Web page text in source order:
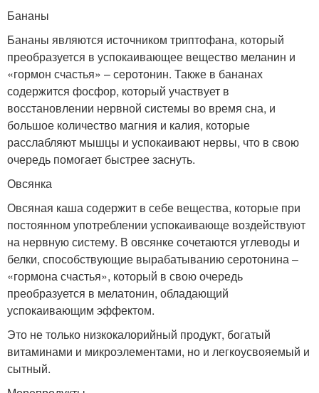
Бананы
Бананы являются источником триптофана, который
преобразуется в успокаивающее вещество меланин и
«гормон счастья» – серотонин. Также в бананах
содержится фосфор, который участвует в
восстановлении нервной системы во время сна, и
большое количество магния и калия, которые
расслабляют мышцы и успокаивают нервы, что в свою
очередь помогает быстрее заснуть.
Овсянка
Овсяная каша содержит в себе вещества, которые при
постоянном употреблении успокаивающе воздействуют
на нервную систему. В овсянке сочетаются углеводы и
белки, способствующие вырабатыванию серотонина –
«гормона счастья», который в свою очередь
преобразуется в мелатонин, обладающий
успокаивающим эффектом.
Это не только низкокалорийный продукт, богатый
витаминами и микроэлементами, но и легкоусвояемый и
сытный.